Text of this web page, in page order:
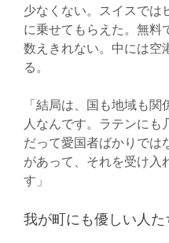
少なくない。スイスでは
に乗せてもらえた。無料
数えきれない。中には空
る。
「結局は、国も地域も
人なんです。ラテンにも
だって愛国者ばかりでは
があって、それを受け入
す」
我が町にも優しい人た